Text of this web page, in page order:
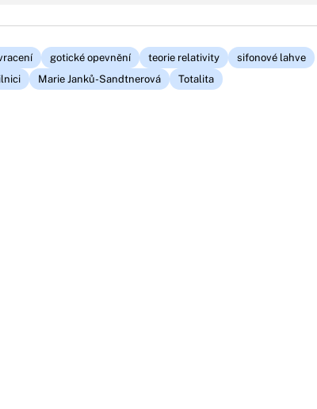
gotické opevnění teorie relativity
sifonové lahve
Marie Janků-Sandtnerová Totalita